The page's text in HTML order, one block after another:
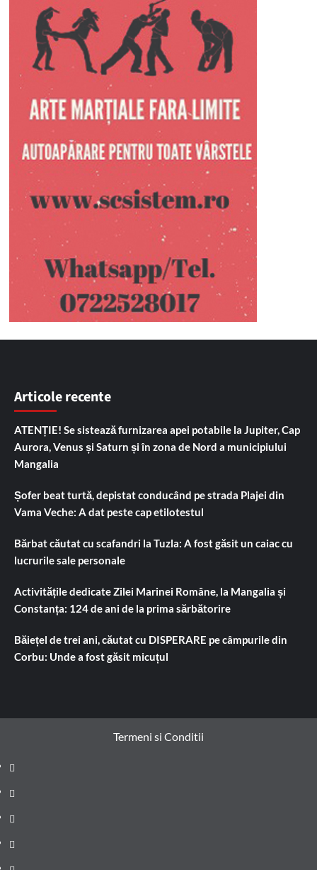
Articole recente
ATENȚIE! Se sistează furnizarea apei potabile la Jupiter, Cap
Aurora, Venus și Saturn și în zona de Nord a municipiului
Mangalia
Șofer beat turtă, depistat conducând pe strada Plajei din
Vama Veche: A dat peste cap etilotestul
Bărbat căutat cu scafandri la Tuzla: A fost găsit un caiac cu
lucrurile sale personale
Activitățile dedicate Zilei Marinei Române, la Mangalia și
Constanța: 124 de ani de la prima sărbătorire
Băiețel de trei ani, căutat cu DISPERARE pe câmpurile din
Corbu: Unde a fost găsit micuțul
Termeni si Conditii
Prima
pagină
Știri
de
ultima
Administrație
locală
Actualitate
Justiție